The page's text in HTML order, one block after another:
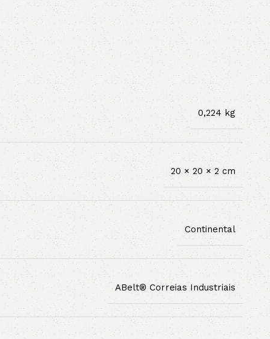
0,224 kg
20 × 20 × 2 cm
Continental
ABelt® Correias Industriais